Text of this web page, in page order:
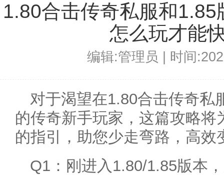
1.80合击传奇私服和
怎么玩才能
编辑:管理员 | 时间
对于渴望在1.80合击传奇私
的传奇新手玩家，这篇攻略
的指引，助您少走弯路，高效
Q1：刚进入1.80/1.85版本